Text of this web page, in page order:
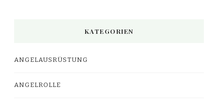
KATEGORIEN
ANGELAUSRÜSTUNG
ANGELROLLE